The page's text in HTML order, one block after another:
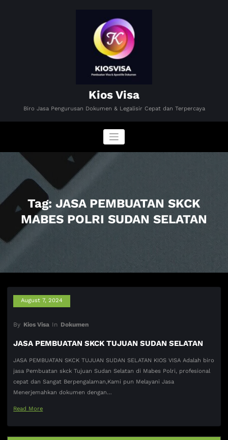
Kios Visa
Biro Jasa Pengurusan Dokumen & Legalisir Cepat dan Terpercaya
Tag: JASA PEMBUATAN SKCK
MABES POLRI SUDAN SELATAN
August 7, 2024
By Kios Visa In Dokumen
JASA PEMBUATAN SKCK TUJUAN SUDAN SELATAN
JASA PEMBUATAN SKCK TUJUAN SUDAN SELATAN KIOS VISA Adalah biro
jasa Pembuatan skck Tujuan Sudan Selatan di Mabes Polri, profesional
cepat dan Sangat Berpengalaman,Kami pun Melayani Jasa
Menerjemahkan dokumen dengan…
Read More